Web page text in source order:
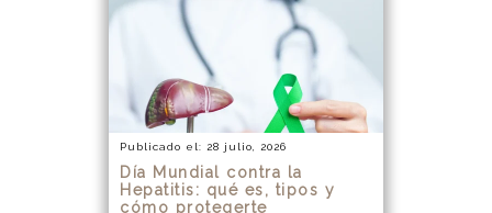
Publicado el: 28 julio, 2026
Día Mundial contra la
Hepatitis: qué es, tipos y
cómo protegerte